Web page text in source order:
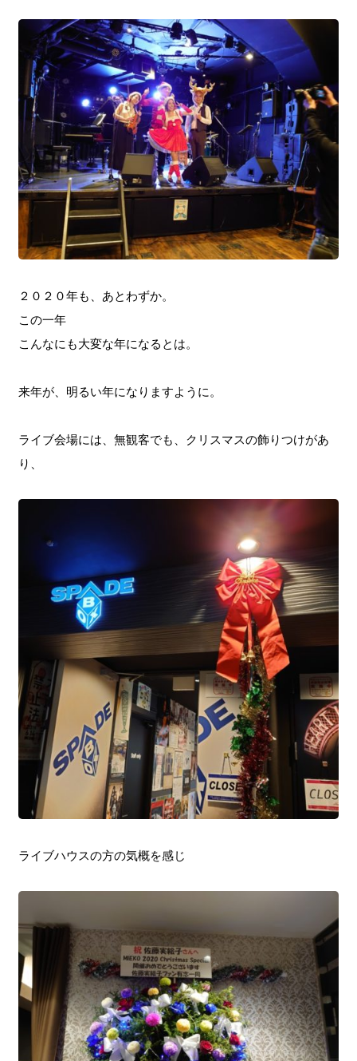
２０２０年も、あとわずか。
この一年
こんなにも大変な年になるとは。
来年が、明るい年になりますように。
ライブ会場には、無観客でも、クリスマスの飾りつけがあ
り、
ライブハウスの方の気概を感じ